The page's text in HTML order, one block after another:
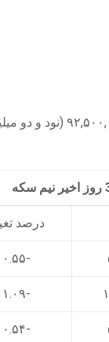
نیم سکه امروز با کاهش ۰.۵۴
درصد
-۰.۵۵
-۱.۰۹
-۰.۵۴